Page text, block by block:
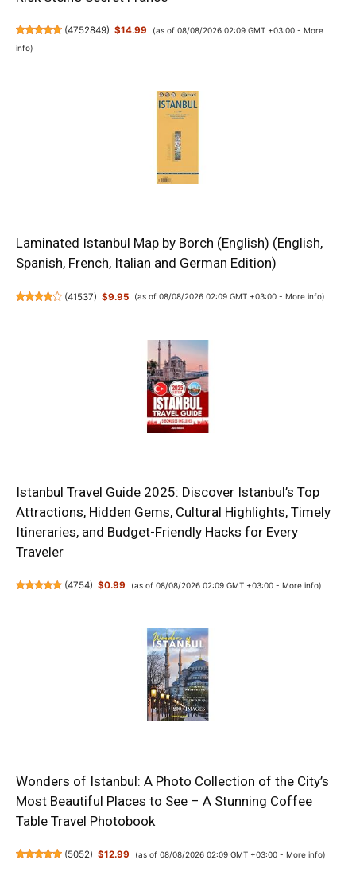
(4752849) $14.99 (as of 08/08/2026 02:09 GMT +03:00 - More
info)
Laminated Istanbul Map by Borch (English) (English,
Spanish, French, Italian and German Edition)
(41537) $9.95 (as of 08/08/2026 02:09 GMT +03:00 - More info)
Istanbul Travel Guide 2025: Discover Istanbul’s Top
Attractions, Hidden Gems, Cultural Highlights, Timely
Itineraries, and Budget-Friendly Hacks for Every
Traveler
(4754) $0.99 (as of 08/08/2026 02:09 GMT +03:00 - More info)
Wonders of Istanbul: A Photo Collection of the City’s
Most Beautiful Places to See – A Stunning Coffee
Table Travel Photobook
(5052) $12.99 (as of 08/08/2026 02:09 GMT +03:00 - More info)